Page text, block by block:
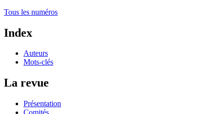
Tous les numéros
Index
Auteurs
Mots-clés
La revue
Présentation